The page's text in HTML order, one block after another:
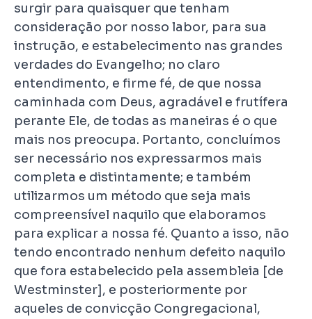
surgir para quaisquer que tenham
consideração por nosso labor, para sua
instrução, e estabelecimento nas grandes
verdades do Evangelho; no claro
entendimento, e firme fé, de que nossa
caminhada com Deus, agradável e frutífera
perante Ele, de todas as maneiras é o que
mais nos preocupa. Portanto, concluímos
ser necessário nos expressarmos mais
completa e distintamente; e também
utilizarmos um método que seja mais
compreensível naquilo que elaboramos
para explicar a nossa fé. Quanto a isso, não
tendo encontrado nenhum defeito naquilo
que fora estabelecido pela assembleia [de
Westminster], e posteriormente por
aqueles de convicção Congregacional,